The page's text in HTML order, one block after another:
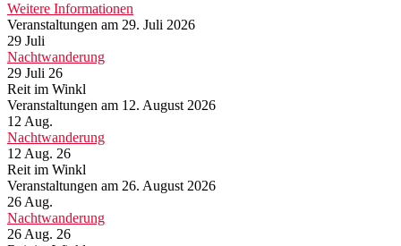
Weitere Informationen
Veranstaltungen am 29. Juli 2026
29 Juli
Nachtwanderung
29 Juli 26
Reit im Winkl
Veranstaltungen am 12. August 2026
12 Aug.
Nachtwanderung
12 Aug. 26
Reit im Winkl
Veranstaltungen am 26. August 2026
26 Aug.
Nachtwanderung
26 Aug. 26